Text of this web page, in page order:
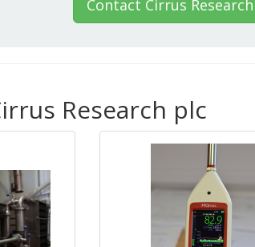
Contact Cirrus
Research plc